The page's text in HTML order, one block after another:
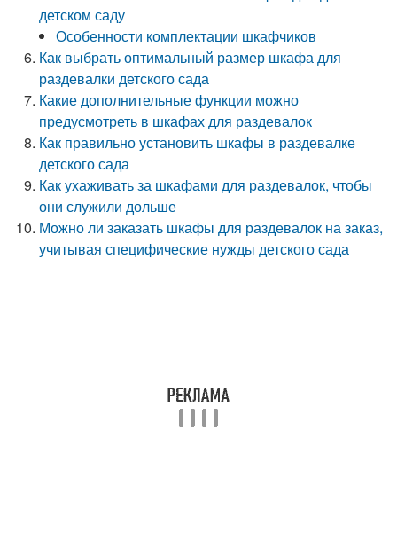
детском саду
Особенности комплектации шкафчиков
Как выбрать оптимальный размер шкафа для
раздевалки детского сада
Какие дополнительные функции можно
предусмотреть в шкафах для раздевалок
Как правильно установить шкафы в раздевалке
детского сада
Как ухаживать за шкафами для раздевалок, чтобы
они служили дольше
Можно ли заказать шкафы для раздевалок на заказ,
учитывая специфические нужды детского сада